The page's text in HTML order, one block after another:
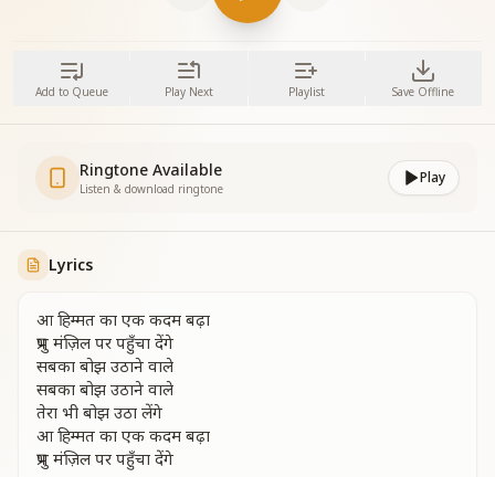
Add to Queue Play Next Playlist Save Offline
Ringtone Available
Listen & download ringtone
Play
Lyrics
आ हिम्मत का एक कदम बढ़ा
प्रभु मंज़िल पर पहुँचा देंगे
सबका बोझ उठाने वाले
सबका बोझ उठाने वाले
तेरा भी बोझ उठा लेंगे
आ हिम्मत का एक कदम बढ़ा
प्रभु मंज़िल पर पहुँचा देंगे